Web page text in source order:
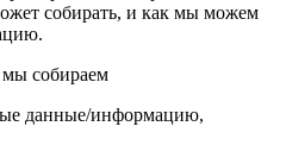
собирать, и как мы можем
собираем
данные/информацию,